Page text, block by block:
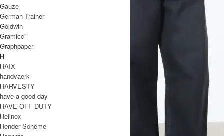
Gauze
German Trainer
Goldwin
Gramicci
Graphpaper
H
HAIX
handvaerk
HARVESTY
have a good day
HAVE OFF DUTY
Helinox
Hender Scheme